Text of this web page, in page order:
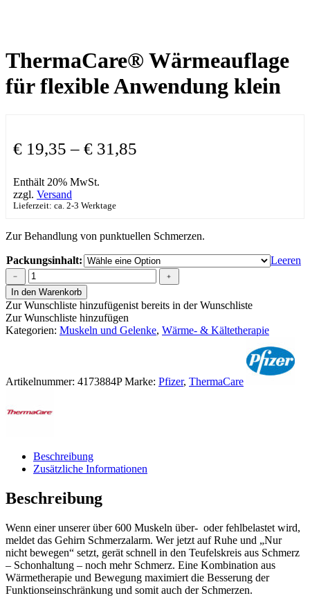
ThermaCare® Wärmeauflage
für flexible Anwendung klein
€ 19,35 – € 31,85
Enthält 20% MwSt.
zzgl. Versand
Lieferzeit: ca. 2-3 Werktage
Zur Behandlung von punktuellen Schmerzen.
Packungsinhalt:
Leeren
ThermaCare®
Wärmeauflage
für
flexible
Anwendung
klein
﹣
﹢
In den Warenkorb
Zur Wunschliste hinzufügenist bereits in der Wunschliste
Zur Wunschliste hinzufügen
Kategorien: Muskeln und Gelenke, Wärme- & Kältetherapie
Artikelnummer: 4173884P Marke: Pfizer, ThermaCare
Beschreibung
Zusätzliche Informationen
Beschreibung
Wenn einer unserer über 600 Muskeln über- oder fehlbelastet wird,
meldet das Gehirn Schmerzalarm. Wer jetzt auf Ruhe und „Nur
nicht bewegen“ setzt, gerät schnell in den Teufelskreis aus Schmerz
– Schonhaltung – noch mehr Schmerz. Eine Kombination aus
Wärmetherapie und Bewegung maximiert die Besserung der
Funktionseinschränkung und somit auch der Schmerzen.